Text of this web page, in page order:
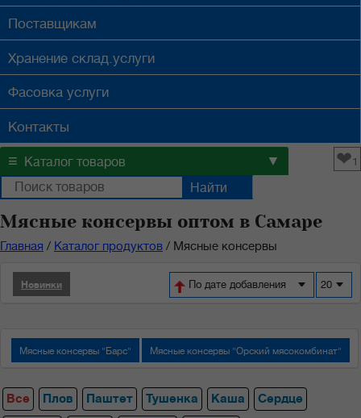
Поставщикам
Хранение склад.услуги
Фасовка услуги
Контакты
≡ Каталог товаров ▼ ❤1
Мясные консервы оптом в Самаре
Главная / Каталог продуктов / Мясные консервы
20
По дате добавления
Новинки
Мясные консервы "Барс" Мясные консервы "Орский мясокомбинат"
Все Плов Паштет Тушенка Каша
Сердце